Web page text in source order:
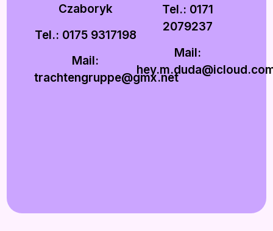
Czaboryk
Tel.: 0175 9317198
Mail:
trachtengruppe@gmx.net
Tel.: 0171
2079237
Mail: